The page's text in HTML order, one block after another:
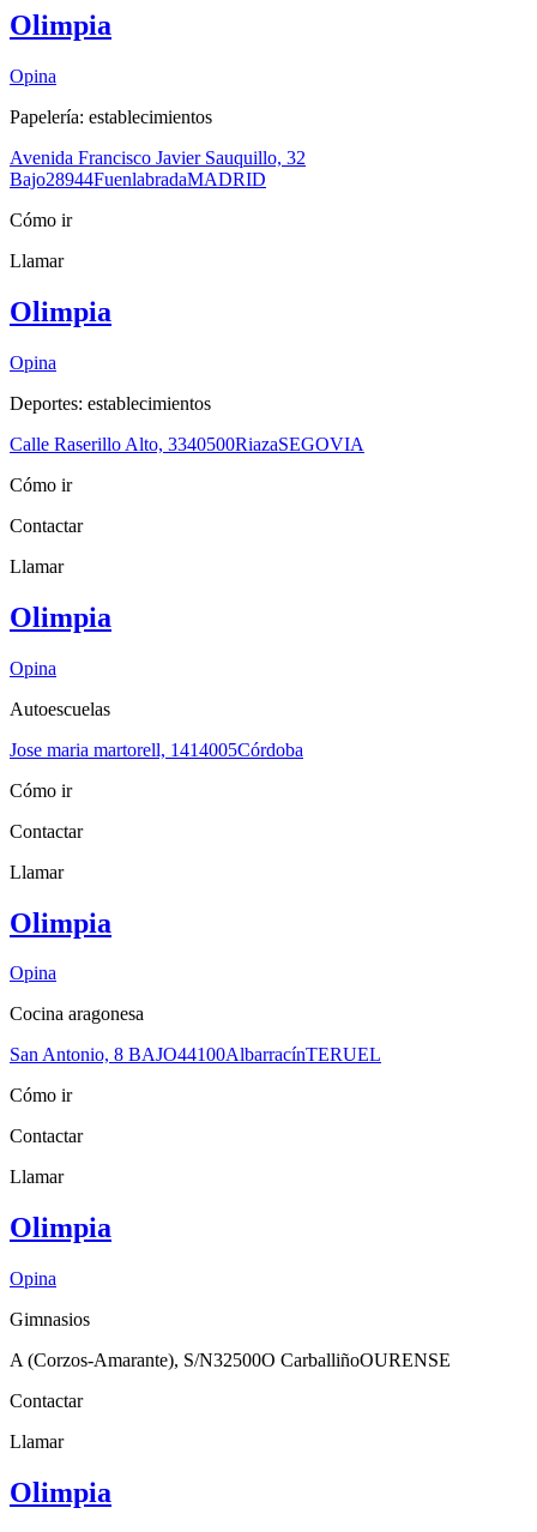
Olimpia
Opina
Papelería: establecimientos
Avenida Francisco Javier Sauquillo, 32
Bajo28944FuenlabradaMADRID
Cómo ir
Llamar
Olimpia
Opina
Deportes: establecimientos
Calle Raserillo Alto, 3340500RiazaSEGOVIA
Cómo ir
Contactar
Llamar
Olimpia
Opina
Autoescuelas
Jose maria martorell, 1414005Córdoba
Cómo ir
Contactar
Llamar
Olimpia
Opina
Cocina aragonesa
San Antonio, 8 BAJO44100AlbarracínTERUEL
Cómo ir
Contactar
Llamar
Olimpia
Opina
Gimnasios
A (Corzos-Amarante), S/N32500O CarballiñoOURENSE
Contactar
Llamar
Olimpia